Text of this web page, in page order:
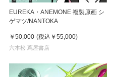
EUREKA・ANEMONE 複製原画 シ
ゲマツ/NANTOKA
￥50,000 (税込 ￥55,000)
六本松 蔦屋書店